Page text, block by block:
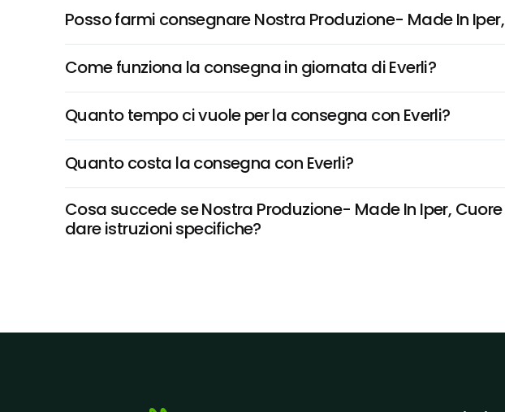
Posso farmi consegnare Nostra Produzione- Made In
Come funziona la consegna in giornata di Everli?
Quanto tempo ci vuole per la consegna con Everli?
Quanto costa la consegna con Everli?
Cosa succede se Nostra Produzione- Made In Iper,
dare istruzioni specifiche?